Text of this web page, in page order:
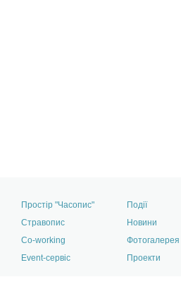
Простір "Часопис"
Події
Стравопис
Новини
Co-working
Фотогалерея
Event-сервіс
Проекти